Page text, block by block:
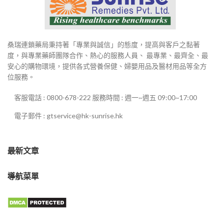
桑瑞連鎖藥局秉持著「專業與誠信」的態度，提高與客戶之黏著
度，與專業藥師團隊合作、熱心的服務人員、 最專業、最齊全、最
安心的購物環境，提供各式營養保健、婦嬰用品及醫材用品等全方
位服務。
客服電話 : 0800-678-222 服務時間 : 週一~週五 09:00~17:00
電子郵件 : gtservice@hk-sunrise.hk
最新文章
導航菜單